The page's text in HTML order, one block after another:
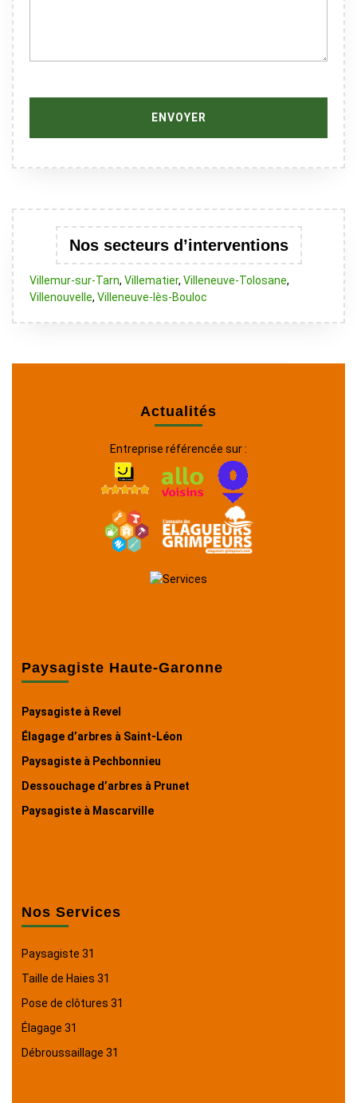
Nos secteurs d’interventions
Villemur-sur-Tarn, Villematier, Villeneuve-Tolosane,
Villenouvelle, Villeneuve-lès-Bouloc
Actualités
Entreprise référencée sur :
Paysagiste Haute-Garonne
Paysagiste à Revel
Élagage d’arbres à Saint-Léon
Paysagiste à Pechbonnieu
Dessouchage d’arbres à Prunet
Paysagiste à Mascarville
Nos Services
Paysagiste 31
Taille de Haies 31
Pose de clôtures 31
Élagage 31
Débroussaillage 31